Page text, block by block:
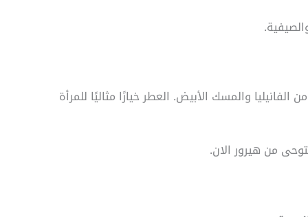
والمسك الأبيض. العطر خيارًا مثاليًا للمرأة
من هيرور الان.